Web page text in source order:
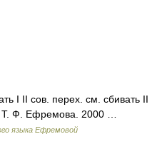
I II сов. перех. см. сбивать II
Т. Ф. Ефремова. 2000 …
языка Ефремовой